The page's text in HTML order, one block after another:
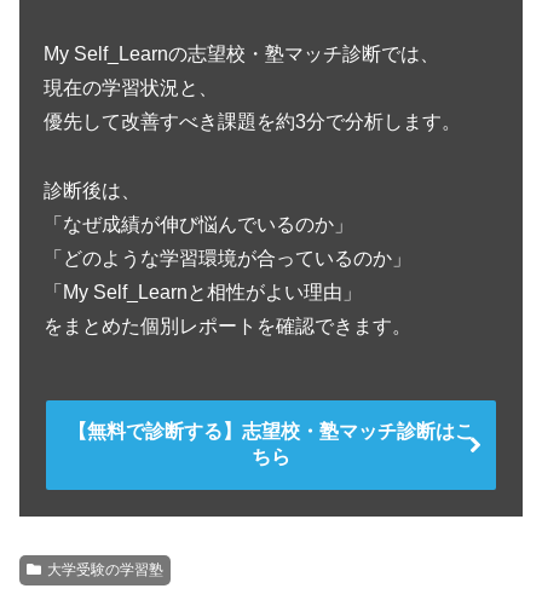
My Self_Learnの志望校・塾マッチ診断では、
現在の学習状況と、
優先して改善すべき課題を約3分で分析します。
診断後は、
「なぜ成績が伸び悩んでいるのか」
「どのような学習環境が合っているのか」
「My Self_Learnと相性がよい理由」
をまとめた個別レポートを確認できます。
【無料で診断する】志望校・塾マッチ診断はこ
ちら
大学受験の学習塾